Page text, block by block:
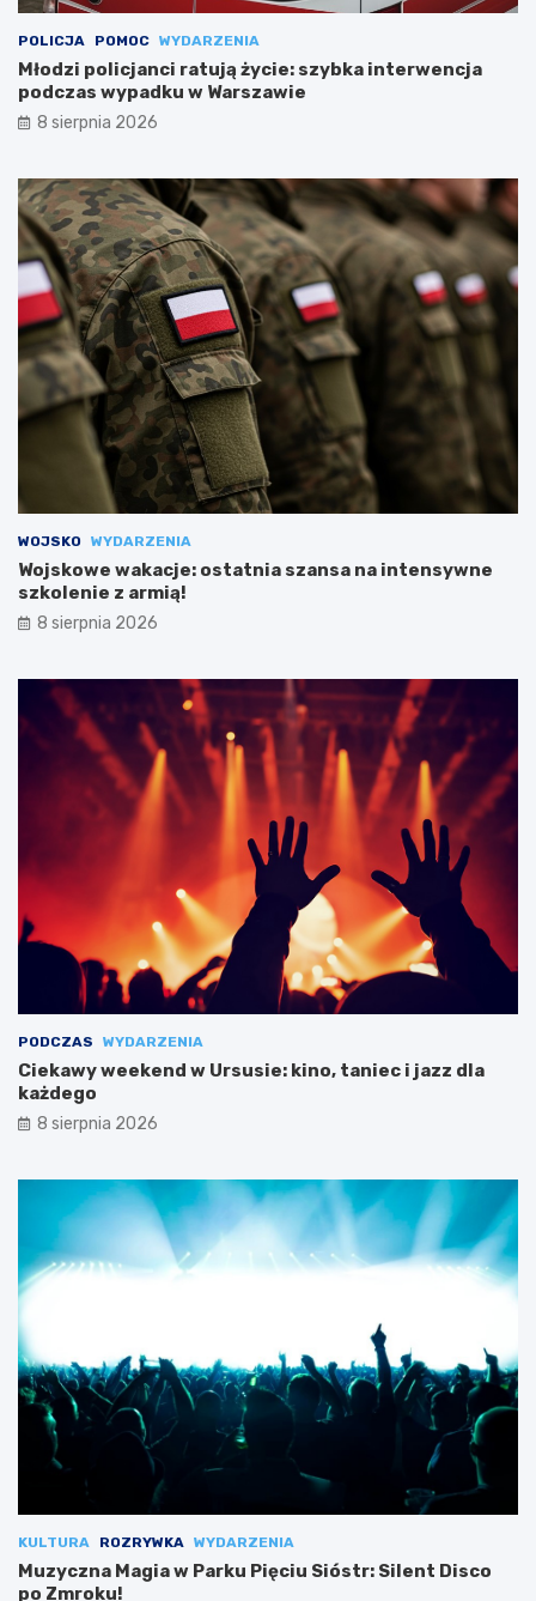
POLICJA POMOC WYDARZENIA
Młodzi policjanci ratują życie: szybka interwencja
podczas wypadku w Warszawie
8 sierpnia 2026
WOJSKO WYDARZENIA
Wojskowe wakacje: ostatnia szansa na intensywne
szkolenie z armią!
8 sierpnia 2026
PODCZAS WYDARZENIA
Ciekawy weekend w Ursusie: kino, taniec i jazz dla
każdego
8 sierpnia 2026
KULTURA ROZRYWKA WYDARZENIA
Muzyczna Magia w Parku Pięciu Sióstr: Silent Disco
po Zmroku!